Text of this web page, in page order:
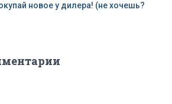
новое у дилера! (не хочешь?